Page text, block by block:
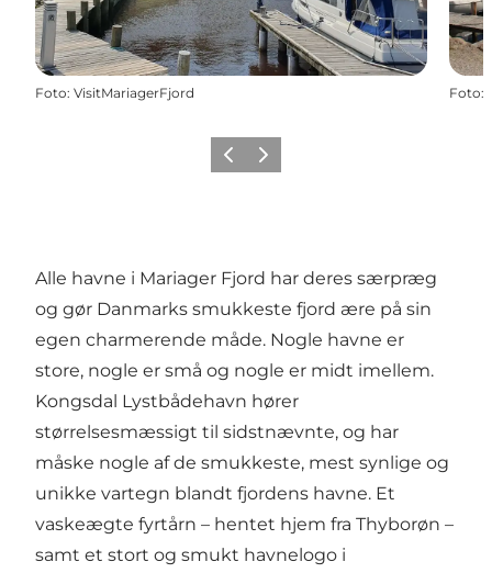
Foto: VisitMariagerFjord Foto:
Forrige billede
Næste billede
Alle havne i Mariager Fjord har deres særpræg
og gør Danmarks smukkeste fjord ære på sin
egen charmerende måde. Nogle havne er
store, nogle er små og nogle er midt imellem.
Kongsdal Lystbådehavn hører
størrelsesmæssigt til sidstnævnte, og har
måske nogle af de smukkeste, mest synlige og
unikke vartegn blandt fjordens havne. Et
vaskeægte fyrtårn – hentet hjem fra Thyborøn –
samt et stort og smukt havnelogo i